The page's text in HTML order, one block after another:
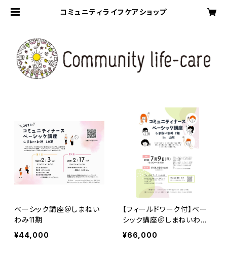
コミュニティライフケアショップ
ベーシック講座＠しまねい
わみ11期
¥44,000
【フィールドワーク付】ベー
シック講座＠しまねいわみ
7期
¥66,000